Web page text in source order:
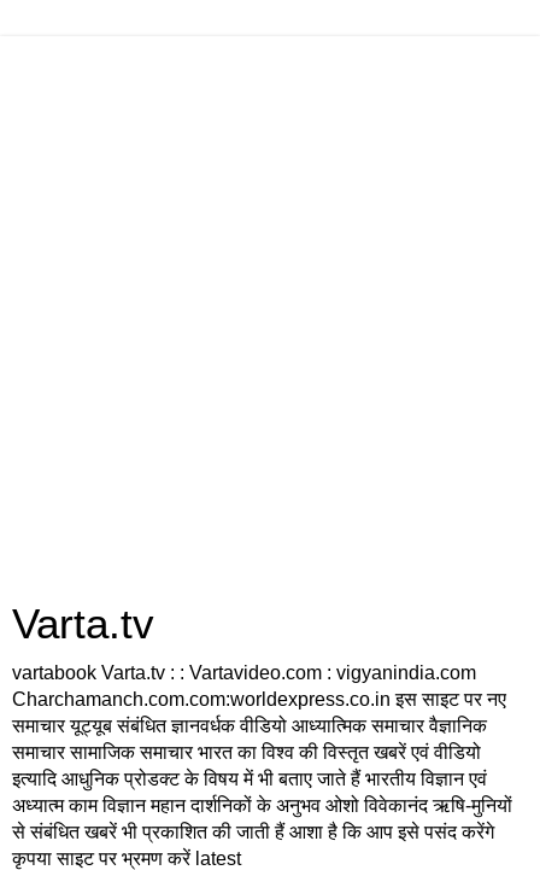
Varta.tv
vartabook Varta.tv : : Vartavideo.com : vigyanindia.com
Charchamanch.com.com:worldexpress.co.in इस साइट पर नए
समाचार यूट्यूब संबंधित ज्ञानवर्धक वीडियो आध्यात्मिक समाचार वैज्ञानिक
समाचार सामाजिक समाचार भारत का विश्व की विस्तृत खबरें एवं वीडियो
इत्यादि आधुनिक प्रोडक्ट के विषय में भी बताए जाते हैं भारतीय विज्ञान एवं
अध्यात्म काम विज्ञान महान दार्शनिकों के अनुभव ओशो विवेकानंद ऋषि-मुनियों
से संबंधित खबरें भी प्रकाशित की जाती हैं आशा है कि आप इसे पसंद करेंगे
कृपया साइट पर भ्रमण करें latest